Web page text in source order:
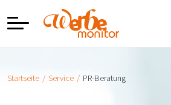
Startseite Service PR-Beratung